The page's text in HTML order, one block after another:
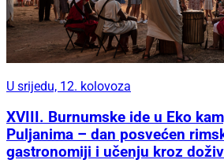
U srijedu, 12. kolovoza
XVIII. Burnumske ide u Eko
Puljanima – dan posvećen
gastronomiji i učenju kroz